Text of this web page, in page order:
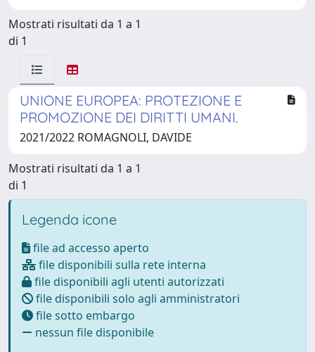
Mostrati risultati da 1 a 1
di 1
UNIONE EUROPEA: PROTEZIONE E
PROMOZIONE DEI DIRITTI UMANI.
2021/2022 ROMAGNOLI, DAVIDE
Mostrati risultati da 1 a 1
di 1
Legenda icone
file ad accesso aperto
file disponibili sulla rete interna
file disponibili agli utenti autorizzati
file disponibili solo agli amministratori
file sotto embargo
nessun file disponibile